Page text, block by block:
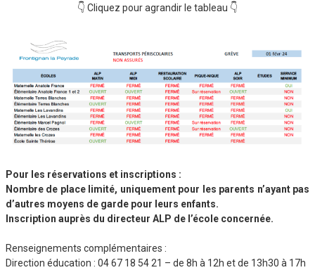
👇 Cliquez pour agrandir le tableau 👇
Pour les réservations et inscriptions :
Nombre de place limité, uniquement pour les parents n’ayant pas
d’autres moyens de garde pour leurs enfants.
Inscription auprès du directeur ALP de l’école concernée.
Renseignements complémentaires :
Direction éducation : 04 67 18 54 21 – de 8h à 12h et de 13h30 à 17h